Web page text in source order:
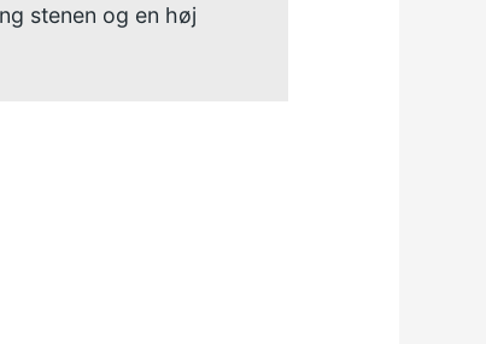
stenen og en høj